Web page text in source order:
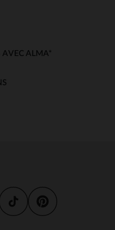
AVEC ALMA*